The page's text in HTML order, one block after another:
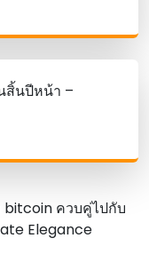
สิ้นปีหน้า –
bitcoin ควบคู่ไปกับ
Elegance